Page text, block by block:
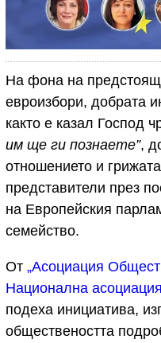
На фона на
евроизбори, добрата
както е казал Господ
им ще ги познаете”,
отношението и
представители през
на Европейския
семейство.
От „Асоциация
Национална
подеха инициатива,
обществеността